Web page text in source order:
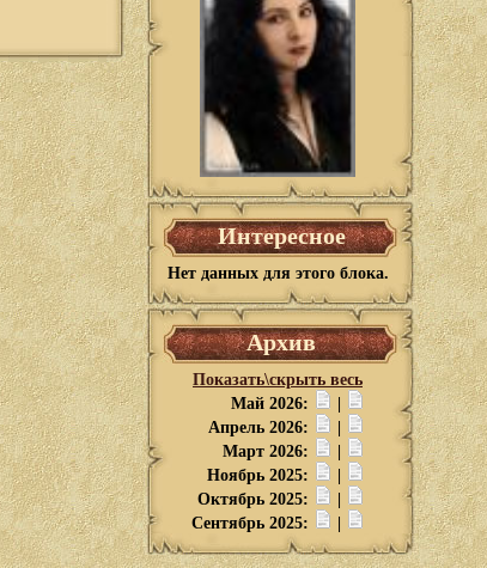
Интересное
Нет данных для этого блока.
Архив
Показать\скрыть весь
Май 2026:
Апрель 2026:
Март 2026:
Ноябрь 2025:
Октябрь 2025:
Сентябрь 2025: